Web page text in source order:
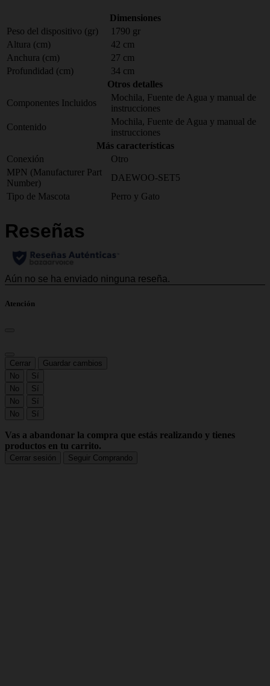
Dimensiones
Peso del dispositivo (gr)
1790 gr
Altura (cm)
42 cm
Anchura (cm)
27 cm
Profundidad (cm)
34 cm
Otros detalles
Componentes Incluidos
Mochila, Fuente de Agua y manual de
instrucciones
Contenido
Mochila, Fuente de Agua y manual de
instrucciones
Más características
Conexión
Otro
MPN (Manufacturer Part
Number)
DAEWOO-SET5
Tipo de Mascota
Perro y Gato
Atención
Cerrar
Guardar cambios
No
Sí
No
Sí
No
Sí
No
Sí
Vas a abandonar la compra que estás realizando y tienes
productos en tu carrito.
Cerrar sesión Seguir Comprando